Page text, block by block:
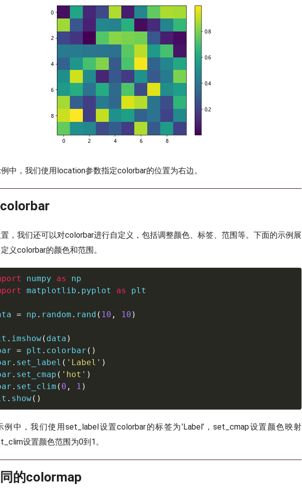
中，我们使用location参数指定colorbar的位置为右边。
，我们还可以对colorbar进行自定义，包括调整颜色、标签、范围等。下面的示例展
义colorbar的颜色和范围。
numpy as
matplotlib . pyplot as plt
= np . random . rand ( 10 , 10 )
. imshow( data )
= plt . colorbar ( )
. set_label ( 'Label' )
. set_cmap ( 'hot' )
. set_clim ( 0 , 1 )
. show( )
例中，我们使用set_label设置colorbar的标签为’Label’，set_cmap设置颜色映射
设置颜色范围为0到1。
的colormap